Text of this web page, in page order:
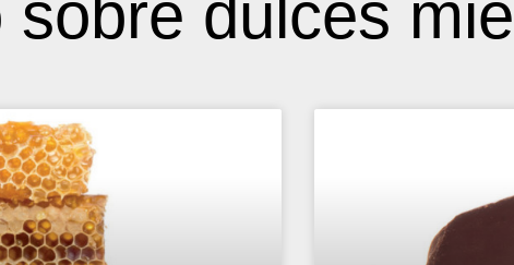
sobre dulces